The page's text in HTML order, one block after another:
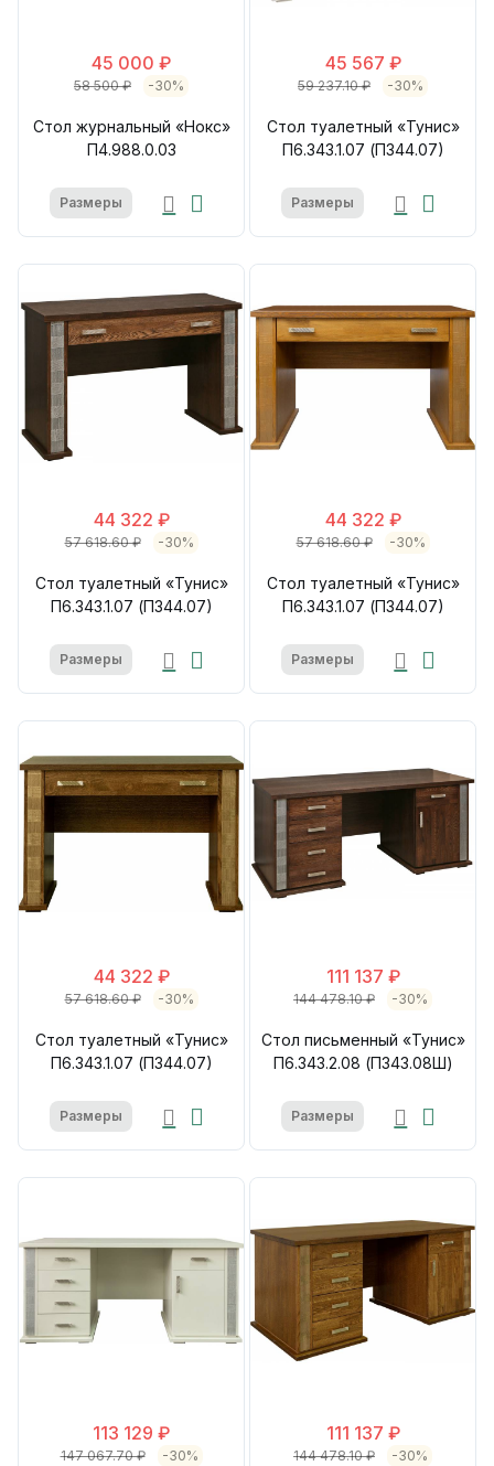
45 000 ₽
58 500 ₽ -30%
Стол журнальный «Нокс»
П4.988.0.03
Размеры
45 567 ₽
59 237.10 ₽ -30%
Стол туалетный «Тунис»
П6.343.1.07 (П344.07)
Размеры
44 322 ₽
57 618.60 ₽ -30%
Стол туалетный «Тунис»
П6.343.1.07 (П344.07)
Размеры
44 322 ₽
57 618.60 ₽ -30%
Стол туалетный «Тунис»
П6.343.1.07 (П344.07)
Размеры
44 322 ₽
57 618.60 ₽ -30%
Стол туалетный «Тунис»
П6.343.1.07 (П344.07)
Размеры
111 137 ₽
144 478.10 ₽ -30%
Стол письменный «Тунис»
П6.343.2.08 (П343.08Ш)
Размеры
113 129 ₽
147 067.70 ₽ -30%
111 137 ₽
144 478.10 ₽ -30%